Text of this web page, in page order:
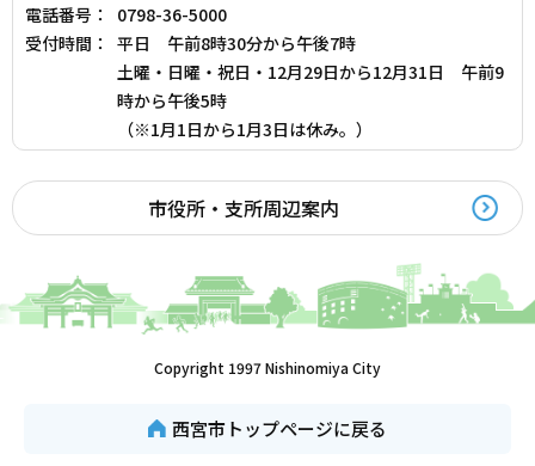
電話番号：
0798-36-5000
受付時間：
平日 午前8時30分から午後7時
土曜・日曜・祝日・12月29日から12月31日 午前9
時から午後5時
（※1月1日から1月3日は休み。）
市役所・支所周辺案内
Copyright 1997 Nishinomiya City
西宮市トップページに戻る